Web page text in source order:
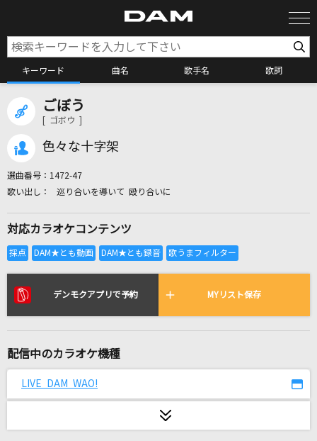
キーワード 曲名 歌手名 歌詞
全国りれき
リアルタイムで歌われている曲の一覧
[生音]楓
みかんハート
ごぼう
[ ゴボウ ]
色々な十字架
選曲番号： 1472-47
巡り合いを導いて 殴り合いに
対応カラオケコンテンツ
デンモクアプリで予約 MYリスト保存
配信中のカラオケ機種
LIVE DAM WAO!